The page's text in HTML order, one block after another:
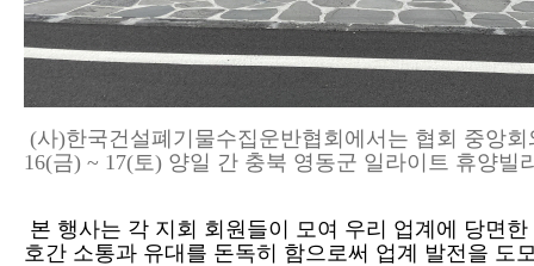
(사)한국건설폐기물수집운반협회에서는 협회 중앙
16(금) ~ 17(토) 양일 간 충북 영동군 일라이트 휴양빌
본 행사는 각 지회 회원들이 모여 우리 업계에 당면
호간 소통과 유대를 돈독히 함으로써 업계 발전을 도